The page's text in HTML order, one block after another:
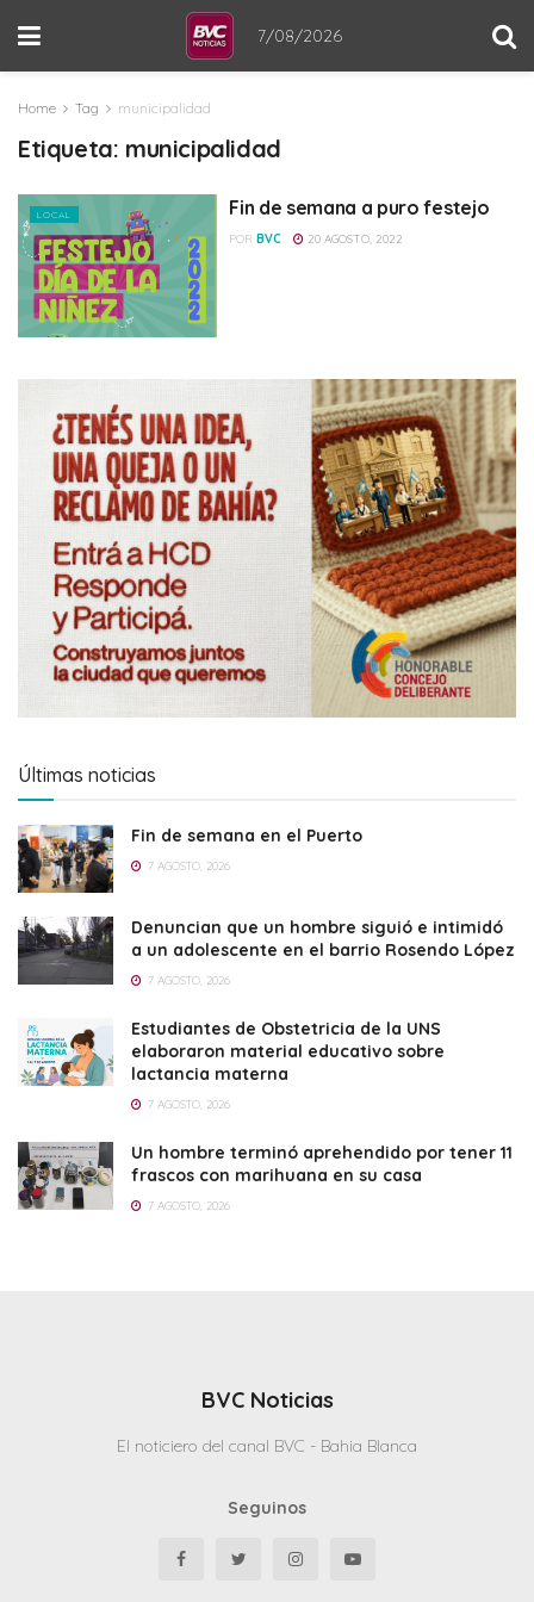
7/08/2026
Home Tag municipalidad
Etiqueta: municipalidad
LOCAL Fin de semana a puro festejo
POR BVC 20 AGOSTO, 2022
Últimas noticias
Fin de semana en el Puerto
7 AGOSTO, 2026
Denuncian que un hombre siguió e intimidó
a un adolescente en el barrio Rosendo López
7 AGOSTO, 2026
Estudiantes de Obstetricia de la UNS
elaboraron material educativo sobre
lactancia materna
7 AGOSTO, 2026
Un hombre terminó aprehendido por tener 11
frascos con marihuana en su casa
7 AGOSTO, 2026
BVC Noticias
El noticiero del canal BVC - Bahia Blanca
Seguinos